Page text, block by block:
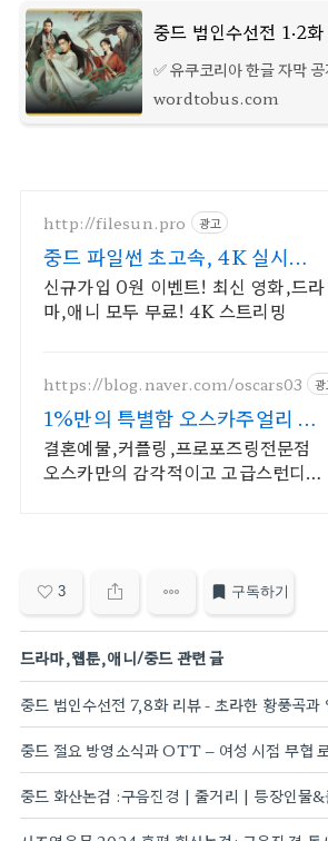
✅ 유쿠코리아 한글 자막
기다린 만큼 유쿠에 가서
wordtobus.com
http://filesun.pro 광고
중드 파일썬 초고속, 4K 실시간
보기!
신규가입 0원 이벤트! 최신 영화,드라
마,애니 모두 무료! 4K 스트리밍
https://blog.naver.com/oscars03
1%만의 특별함 오스카주얼리 핸
드메이드&오더메이드예물전문
결혼예물,커플링,프로포즈링전문점
오스카만의 감각적이고 고급스런디자
3 구독하기
드라마,웹툰,애니/중드 관련 글
중드 화산논검 :구음진경 | 줄거리 | 등장인물&